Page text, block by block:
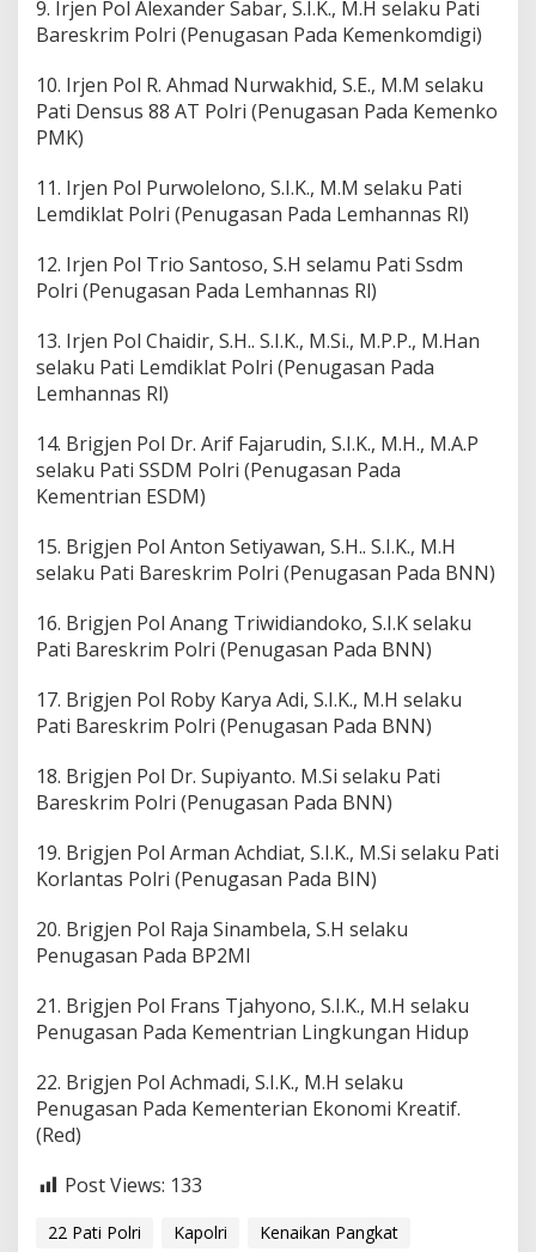
9. Irjen Pol Alexander Sabar, S.I.K., M.H selaku Pati
Bareskrim Polri (Penugasan Pada Kemenkomdigi)
10. Irjen Pol R. Ahmad Nurwakhid, S.E., M.M selaku
Pati Densus 88 AT Polri (Penugasan Pada Kemenko
PMK)
11. Irjen Pol Purwolelono, S.I.K., M.M selaku Pati
Lemdiklat Polri (Penugasan Pada Lemhannas Rl)
12. Irjen Pol Trio Santoso, S.H selamu Pati Ssdm
Polri (Penugasan Pada Lemhannas Rl)
13. Irjen Pol Chaidir, S.H.. S.I.K., M.Si., M.P.P., M.Han
selaku Pati Lemdiklat Polri (Penugasan Pada
Lemhannas Rl)
14. Brigjen Pol Dr. Arif Fajarudin, S.I.K., M.H., M.A.P
selaku Pati SSDM Polri (Penugasan Pada
Kementrian ESDM)
15. Brigjen Pol Anton Setiyawan, S.H.. S.I.K., M.H
selaku Pati Bareskrim Polri (Penugasan Pada BNN)
16. Brigjen Pol Anang Triwidiandoko, S.I.K selaku
Pati Bareskrim Polri (Penugasan Pada BNN)
17. Brigjen Pol Roby Karya Adi, S.I.K., M.H selaku
Pati Bareskrim Polri (Penugasan Pada BNN)
18. Brigjen Pol Dr. Supiyanto. M.Si selaku Pati
Bareskrim Polri (Penugasan Pada BNN)
19. Brigjen Pol Arman Achdiat, S.I.K., M.Si selaku Pati
Korlantas Polri (Penugasan Pada BIN)
20. Brigjen Pol Raja Sinambela, S.H selaku
Penugasan Pada BP2MI
21. Brigjen Pol Frans Tjahyono, S.I.K., M.H selaku
Penugasan Pada Kementrian Lingkungan Hidup
22. Brigjen Pol Achmadi, S.I.K., M.H selaku
Penugasan Pada Kementerian Ekonomi Kreatif.
(Red)
Post Views: 133
22 Pati Polri Kapolri Kenaikan Pangkat